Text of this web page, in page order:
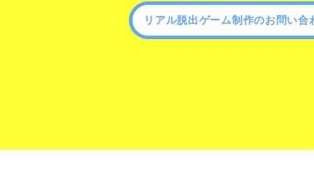
リアル脱出ゲーム制作のお問い合